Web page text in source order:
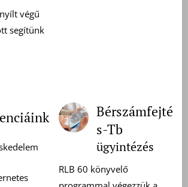
végű
segítünk
Bérszámfejté
s-Tb
ügyintézés
RLB 60 könyvelő